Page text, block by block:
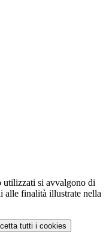
utilizzati si avvalgono di
alle finalità illustrate nella
tutti i cookies